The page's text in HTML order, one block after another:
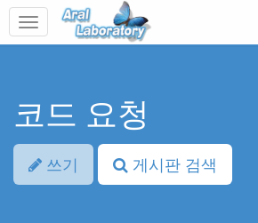
본
바
메
토
코드 요청
쓰기 게시판 검색